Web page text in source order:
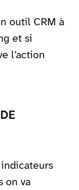
outil CRM à
et si
l’action
on va